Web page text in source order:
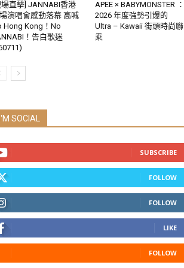
場直擊] JANNABI香港
演唱會感動落幕 高喊
Hong Kong！No
！告白歌迷
APEE × BABYMONSTER ：
2026 年度強勢引爆的
Ultra – Kawaii 街頭時尚聯
乘
I'M SOCIAL
SUBSCRIBE
FOLLOW
FOLLOW
LIKE
FOLLOW